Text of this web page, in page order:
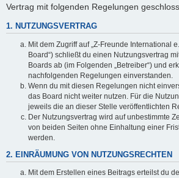
Vertrag mit folgenden Regelungen
1. NUTZUNGSVERTRAG
Mit dem Zugriff auf „Z-Freunde International
Board“) schließt du einen Nutzungsvertrag
Boards ab (im Folgenden „Betreiber“) und
nachfolgenden Regelungen einverstanden.
Wenn du mit diesen Regelungen nicht
das Board nicht weiter nutzen. Für die
jeweils die an dieser Stelle veröffentlichten
Der Nutzungsvertrag wird auf unbestimmte
von beiden Seiten ohne Einhaltung einer
werden.
2. EINRÄUMUNG VON NUTZUNGSRECHTEN
Mit dem Erstellen eines Beitrags erteilst du